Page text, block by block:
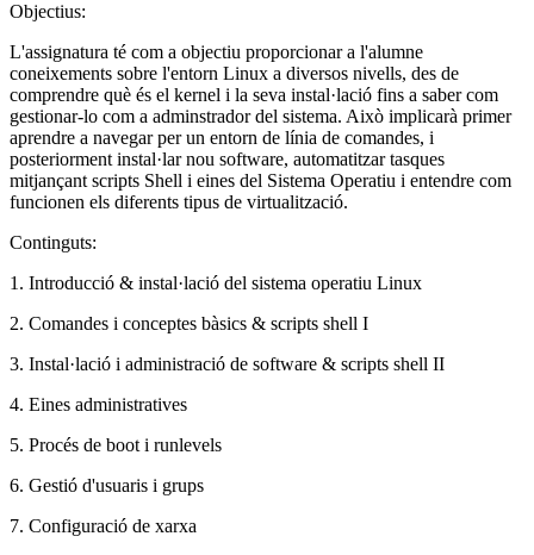
Objectius:
L'assignatura té com a objectiu proporcionar a l'alumne
coneixements sobre l'entorn Linux a diversos nivells, des de
comprendre què és el kernel i la seva instal·lació fins a saber com
gestionar-lo com a adminstrador del sistema. Això implicarà primer
aprendre a navegar per un entorn de línia de comandes, i
posteriorment instal·lar nou software, automatitzar tasques
mitjançant scripts Shell i eines del Sistema Operatiu i entendre com
funcionen els diferents tipus de virtualització.
Continguts:
1. Introducció & instal·lació del sistema operatiu Linux
2. Comandes i conceptes bàsics & scripts shell I
3. Instal·lació i administració de software & scripts shell II
4. Eines administratives
5. Procés de boot i runlevels
6. Gestió d'usuaris i grups
7. Configuració de xarxa